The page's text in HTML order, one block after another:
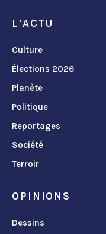
L'ACTU
Culture
Élections 2026
Planète
Politique
Reportages
Société
Terroir
OPINIONS
Dessins